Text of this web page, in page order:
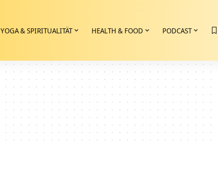
YOGA & SPIRITUALITÄT HEALTH & FOOD PODCAST